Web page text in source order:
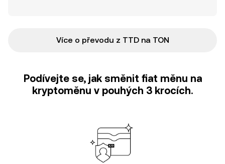
Více o převodu z TTD na TON
Podívejte se, jak směnit fiat měnu na
kryptoměnu v pouhých 3 krocích.